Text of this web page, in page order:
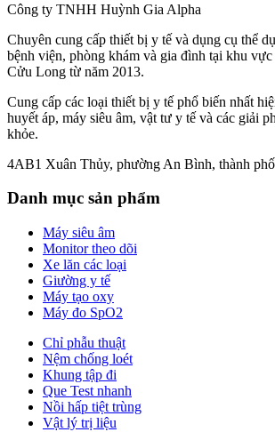
Công ty TNHH Huỳnh Gia Alpha
Chuyên cung cấp thiết bị y tế và dụng cụ thể
bệnh viện, phòng khám và gia đình tại khu
Cửu Long từ năm 2013.
Cung cấp các loại thiết bị y tế phổ biến nhất
huyết áp, máy siêu âm, vật tư y tế và các giải
khỏe.
4AB1 Xuân Thủy, phường An Bình, thành
Danh mục sản phẩm
Máy siêu âm
Monitor theo dõi
Xe lăn các loại
Giường y tế
Máy tạo oxy
Máy đo SpO2
Chỉ phẫu thuật
Nệm chống loét
Khung tập đi
Que Test nhanh
Nồi hấp tiệt trùng
Vật lý trị liệu